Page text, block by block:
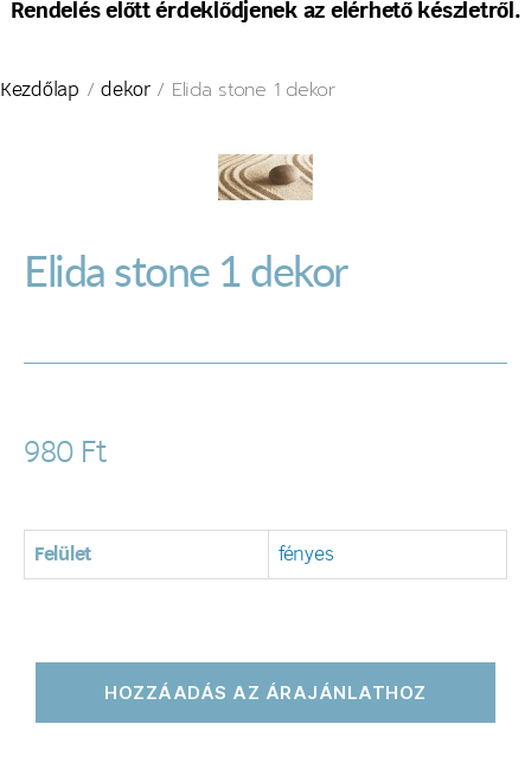
Rendelés előtt érdeklődjenek az elérhető készletről.
Kezdőlap /dekor/ Elida stone 1 dekor
Elida stone 1 dekor
980 Ft
Felület fényes
HOZZÁADÁS AZ ÁRAJÁNLATHOZ